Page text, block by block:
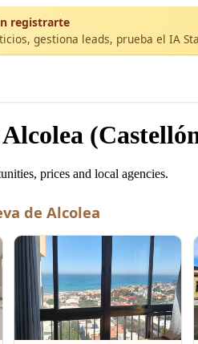
registrarte
gestiona leads, prueba el IA
prices and local agencies.
de Alcolea